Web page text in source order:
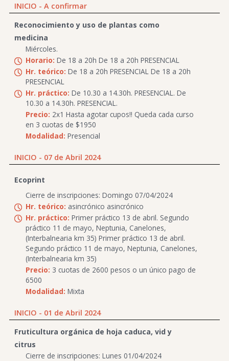
INICIO - A confirmar
Reconocimiento y uso de plantas como
medicina
Miércoles.
Horario: De 18 a 20h De 18 a 20h PRESENCIAL
Hr. teórico: De 18 a 20h PRESENCIAL De 18 a 20h
PRESENCIAL
Hr. práctico: De 10.30 a 14.30h. PRESENCIAL. De
10.30 a 14.30h. PRESENCIAL.
Precio: 2x1 Hasta agotar cupos!! Queda cada curso
en 3 cuotas de $1950
Modalidad: Presencial
INICIO - 07 de Abril 2024
Ecoprint
Cierre de inscripciones: Domingo 07/04/2024
Hr. teórico: asincrónico asincrónico
Hr. práctico: Primer práctico 13 de abril. Segundo
práctico 11 de mayo, Neptunia, Canelones,
(Interbalnearia km 35) Primer práctico 13 de abril.
Segundo práctico 11 de mayo, Neptunia, Canelones,
(Interbalnearia km 35)
Precio: 3 cuotas de 2600 pesos o un único pago de
6500
Modalidad: Mixta
INICIO - 01 de Abril 2024
Fruticultura orgánica de hoja caduca, vid y
citrus
Cierre de inscripciones: Lunes 01/04/2024